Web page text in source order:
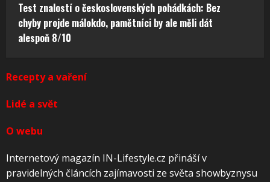
Test znalostí o československých pohádkách: Bez
chyby projde málokdo, pamětníci by ale měli dát
alespoň 8/10
Recepty a vaření
Lidé a svět
O webu
Internetový magazín IN-Lifestyle.cz přináší v
pravidelných článcích zajímavosti ze světa showbyznysu